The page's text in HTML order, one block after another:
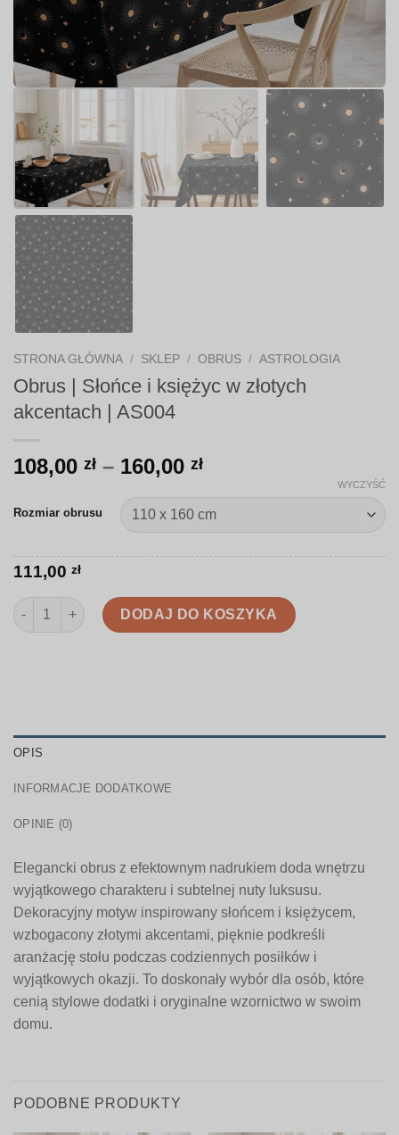
STRONA GŁÓWNA / SKLEP / OBRUS / ASTROLOGIA
Obrus | Słońce i księżyc w złotych
akcentach | AS004
108,00 zł – 160,00 złZakres
od
108,00 zł
do
Rozmiar obrusu
WYCZYŚĆ
111,00 zł
ilość Obrus | Słońce i księżyc w złotych akcentach | AS004
DODAJ DO KOSZYKA
OPIS
INFORMACJE DODATKOWE
OPINIE (0)
Elegancki obrus z efektownym nadrukiem doda wnętrzu
wyjątkowego charakteru i subtelnej nuty luksusu.
Dekoracyjny motyw inspirowany słońcem i księżycem,
wzbogacony złotymi akcentami, pięknie podkreśli
aranżację stołu podczas codziennych posiłków i
wyjątkowych okazji. To doskonały wybór dla osób, które
cenią stylowe dodatki i oryginalne wzornictwo w swoim
domu.
PODOBNE PRODUKTY